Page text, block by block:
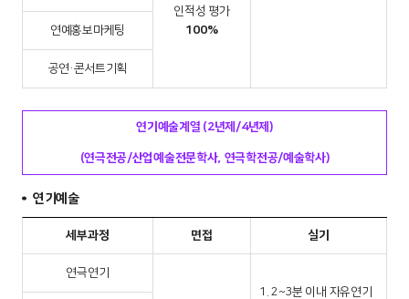
인적성 평가
100%
연예홍보마케팅
공연·콘서트기획
연기예술계열 (2년제/4년제)
(연극전공/산업예술전문학사, 연극학전공/예술학사)
연기예술
세부과정 면접 실기
연극연기
1. 2~3분 이내 자유연기